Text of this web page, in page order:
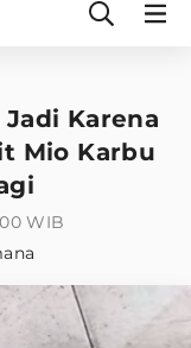
Karena
Mio Karbu
WIB